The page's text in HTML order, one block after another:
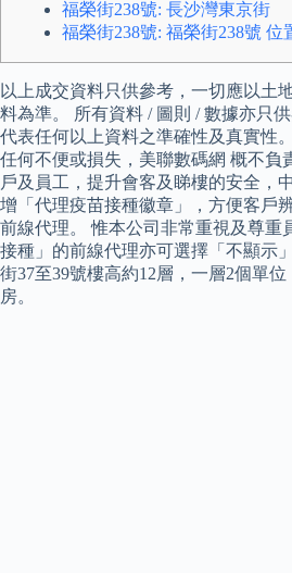
福榮街238號: 長沙灣東京街
福榮街238號: 福榮街238號 位
以上成交資料只供參考，一切應以土
料為準。 所有資料 / 圖則 / 數據亦只
代表任何以上資料之準確性及真實性
任何不便或損失，美聯數碼網 概不負
戶及員工，提升會客及睇樓的安全，
增「代理疫苗接種徽章」，方便客戶
前線代理。 惟本公司非常重視及尊重
接種」的前線代理亦可選擇「不顯示
街37至39號樓高約12層，一層2個單位
房。